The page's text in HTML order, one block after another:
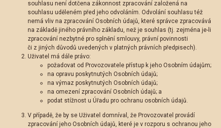
souhlasu není dotčena zákonnost zpracování založená na
souhlasu uděleném před jeho odvoláním. Odvolání souhlasu též
nemá vliv na zpracování Osobních údajů, které správce zpracovává
na základě jiného právního základu, než je souhlas (tj. zejména je-li
zpracování nezbytné pro splnění smlouvy, právní povinnosti
či z jiných důvodů uvedených v platných právních předpisech).
Uživatel má dále právo:
požadovat od Provozovatele přístup k jeho Osobním údajům;
na opravu poskytnutých Osobních údajů;
na výmaz poskytnutých Osobních údajů;
na omezení zpracování Osobních údajů; a
podat stížnost u Úřadu pro ochranu osobních údajů.
V případě, že by se Uživatel domníval, že Provozovatel provádí
zpracování jeho Osobních údajů, které je v rozporu s ochranou jeho